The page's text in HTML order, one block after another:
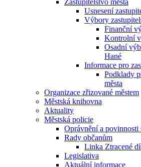
Zastupitelstvo města
Usnesení
Výbory
Finanční
Kontrolní
Osadní
Hané
Informace pro
Podklady
města
Organizace zřizované městem
Městská knihovna
Aktuality
Městská policie
Oprávnění a povinnosti
Rady občanům
Linka Ztracené
Legislativa
Aktuální informace